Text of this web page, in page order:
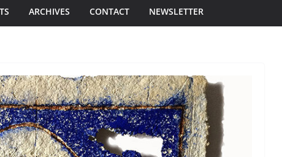
ARCHIVES CONTACT NEWSLETTER